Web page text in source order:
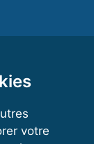
votre